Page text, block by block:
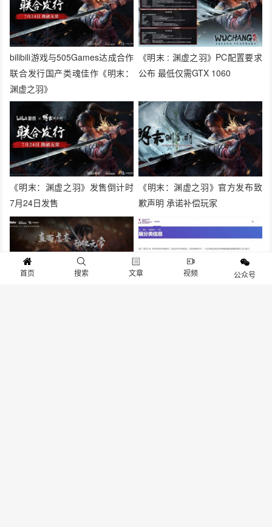
bilibili游戏与505Games达成合作
联合发行国产类魂佳作《明末：
渊虚之羽》
《明末 : 渊虚之羽》PC配置要求
公布 最低仅需GTX 1060
《明末：渊虚之羽》发售倒计时
7月24日发售
《明末：渊虚之羽》官方发布致
歉声明 承诺补偿玩家
首页 搜索 文章 视频 公众号